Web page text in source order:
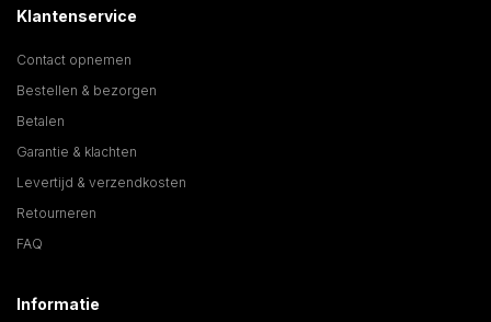
Klantenservice
Contact opnemen
Bestellen & bezorgen
Betalen
Garantie & klachten
Levertijd & verzendkosten
Retourneren
FAQ
Informatie